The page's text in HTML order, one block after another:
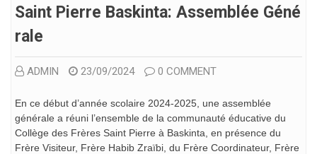
Saint Pierre Baskinta: Assemblée Géné
Rale
ADMIN 23/09/2024 0 COMMENT
En ce début d’année scolaire 2024-2025, une assemblée
générale a réuni l’ensemble de la communauté éducative du
Collège des Frères Saint Pierre à Baskinta, en présence du
Frère Visiteur, Frère Habib Zraïbi, du Frère Coordinateur, Frère